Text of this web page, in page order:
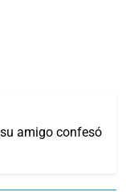
amigo confesó